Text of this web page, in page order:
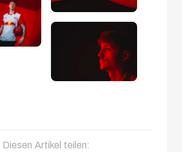
Diesen Artikel teilen: